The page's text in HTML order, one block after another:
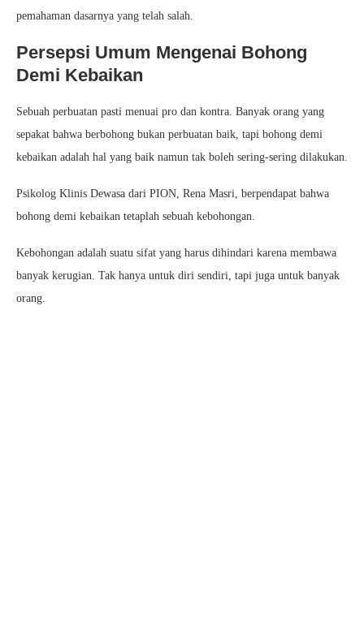
pemahaman dasarnya yang telah salah.
Persepsi Umum Mengenai Bohong
Demi Kebaikan
Sebuah perbuatan pasti menuai pro dan kontra. Banyak orang yang
sepakat bahwa berbohong bukan perbuatan baik, tapi bohong demi
kebaikan adalah hal yang baik namun tak boleh sering-sering dilakukan.
Psikolog Klinis Dewasa dari PION, Rena Masri, berpendapat bahwa
bohong demi kebaikan tetaplah sebuah kebohongan.
Kebohongan adalah suatu sifat yang harus dihindari karena membawa
banyak kerugian. Tak hanya untuk diri sendiri, tapi juga untuk banyak
orang.